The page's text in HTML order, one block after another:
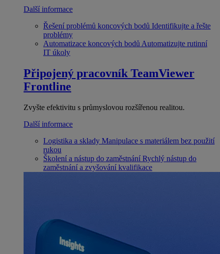
Další informace
Řešení problémů koncových bodů Identifikujte a řešte
problémy
Automatizace koncových bodů Automatizujte rutinní
IT úkoly
Připojený pracovník TeamViewer
Frontline
Zvyšte efektivitu s průmyslovou rozšířenou realitou.
Další informace
Logistika a sklady Manipulace s materiálem bez použití
rukou
Školení a nástup do zaměstnání Rychlý nástup do
zaměstnání a zvyšování kvalifikace